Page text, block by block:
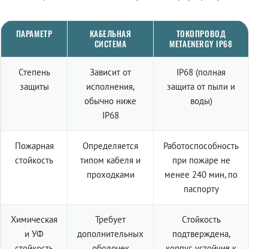
ПАРАМЕТР
КАБЕЛЬНАЯ
СИСТЕМА
ТОКОПРОВОД
METAENERGY IP68
Степень
защиты
Зависит от
исполнения,
обычно ниже
IP68
IP68 (полная
защита от пыли и
воды)
Пожарная
стойкость
Определяется
типом кабеля и
проходками
Работоспособность
при пожаре не
менее 240 мин, по
паспорту
Химическая
и УФ
Требует
дополнительных
Стойкость
подтверждена,